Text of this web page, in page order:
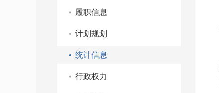
履职信息
计划规划
统计信息
行政权力